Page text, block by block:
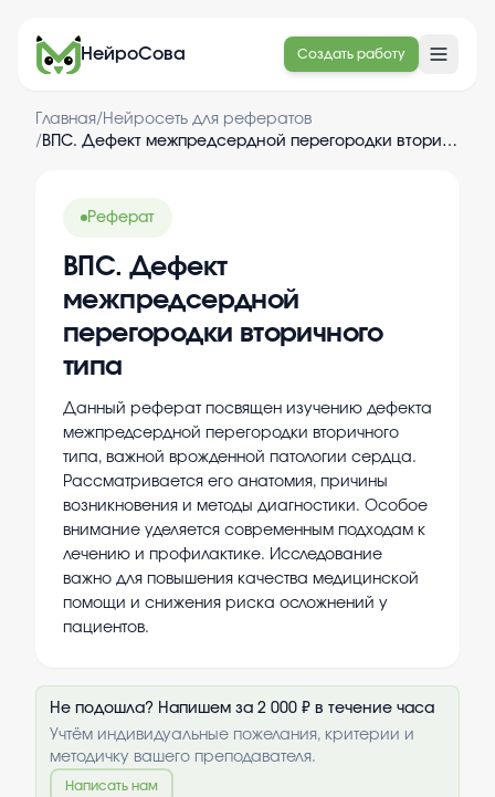
НейроСова Создать работу
Главная/ Нейросеть для рефератов
/
ВПС. Дефект межпредсердной перегородки вторичного типа
Реферат
ВПС. Дефект
межпредсердной
перегородки вторичного
типа
Данный реферат посвящен изучению дефекта
межпредсердной перегородки вторичного
типа, важной врожденной патологии сердца.
Рассматривается его анатомия, причины
возникновения и методы диагностики. Особое
внимание уделяется современным подходам к
лечению и профилактике. Исследование
важно для повышения качества медицинской
помощи и снижения риска осложнений у
пациентов.
Не подошла? Напишем за 2 000 ₽ в течение часа
Учтём индивидуальные пожелания, критерии и
методичку вашего преподавателя.
Написать нам